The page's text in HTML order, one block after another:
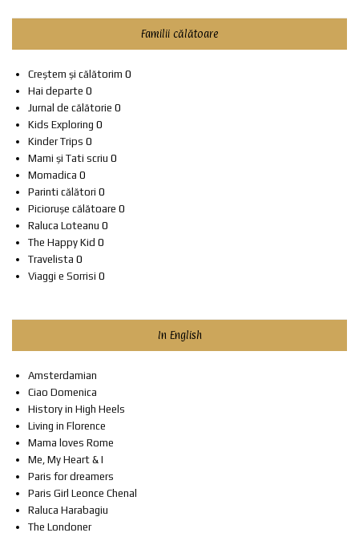
Familii călătoare
Creștem și călătorim 0
Hai departe 0
Jurnal de călătorie 0
Kids Exploring 0
Kinder Trips 0
Mami și Tati scriu 0
Momadica 0
Parinti călători 0
Piciorușe călătoare 0
Raluca Loteanu 0
The Happy Kid 0
Travelista 0
Viaggi e Sorrisi 0
In English
Amsterdamian
Ciao Domenica
History in High Heels
Living in Florence
Mama loves Rome
Me, My Heart & I
Paris for dreamers
Paris Girl Leonce Chenal
Raluca Harabagiu
The Londoner